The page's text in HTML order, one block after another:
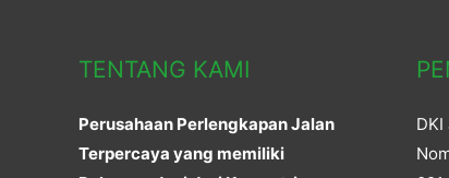
TENTANG KAMI
Perusahaan Perlengkapan Jalan
Terpercaya yang memiliki
DKI